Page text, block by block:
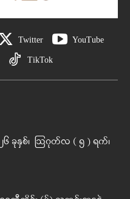
Twitter YouTube
TikTok
၆ ခုနှစ်၊ ဩဂုတ်လ ( ၅ ) ရက်၊